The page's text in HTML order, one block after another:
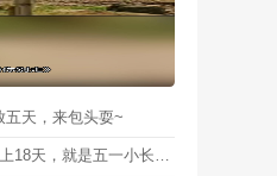
五天，来包头耍~
坏消息：今天上班啦~好消息：再上18天，就是五一小长假！放五天，来包头耍~